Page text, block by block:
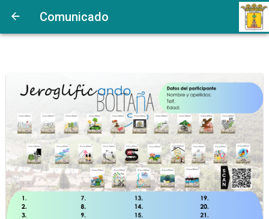
https://www.bandomovil.com/userFiles/qI/
no esimagenComunicado